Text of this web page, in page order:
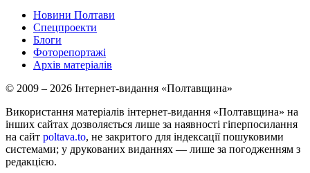
Новини Полтави
Спецпроекти
Блоги
Фоторепортажі
Архів матеріалів
© 2009 – 2026 Інтернет-видання «Полтавщина»
Використання матеріалів інтернет-видання «Полтавщина» на
інших сайтах дозволяється лише за наявності гіперпосилання
на сайт poltava.to, не закритого для індексації пошуковими
системами; у друкованих виданнях — лише за погодженням з
редакцією.